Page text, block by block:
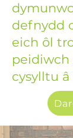
defnydd
eich ôl
peidiwch
cysylltu